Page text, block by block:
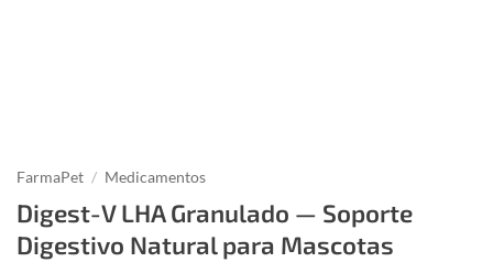
FarmaPet / Medicamentos
Digest-V LHA Granulado — Soporte
Digestivo Natural para Mascotas